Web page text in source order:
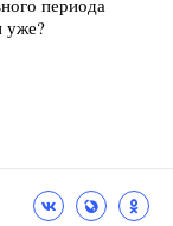
периода
уже?